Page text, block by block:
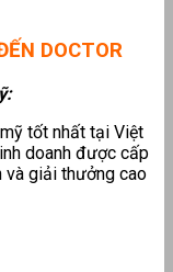
DOCTOR
tốt nhất tại Việt
doanh được cấp
và giải thưởng cao